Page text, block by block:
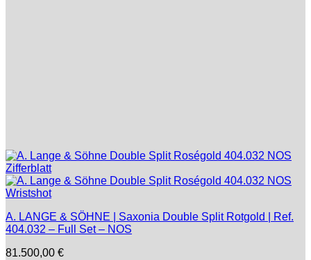
A. LANGE & SÖHNE | Saxonia Double Split Rotgold | Ref.
404.032 – Full Set – NOS
81.500,00 €